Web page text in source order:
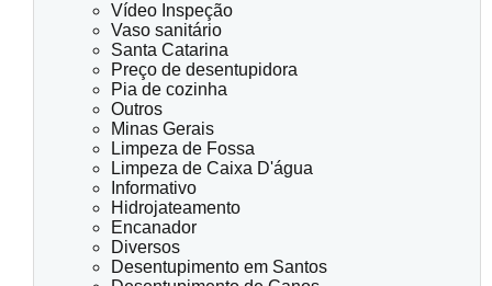
Vídeo Inspeção
Vaso sanitário
Santa Catarina
Preço de desentupidora
Pia de cozinha
Outros
Minas Gerais
Limpeza de Fossa
Limpeza de Caixa D'água
Informativo
Hidrojateamento
Encanador
Diversos
Desentupimento em Santos